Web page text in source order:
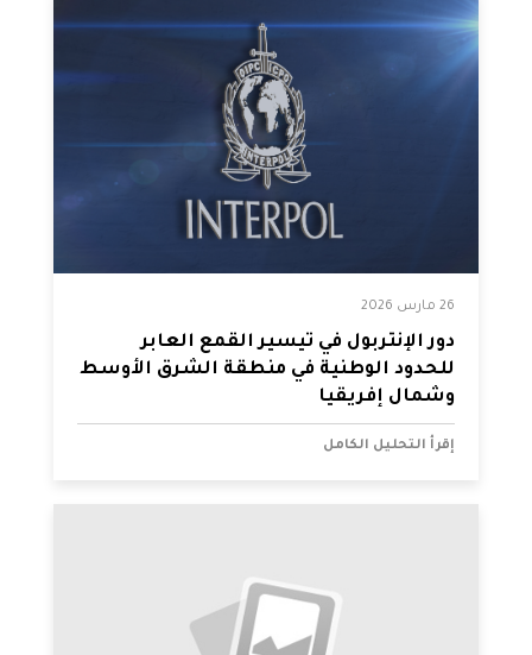
26 مارس 2026
دور الإنتربول في تيسير القمع العابر
للحدود الوطنية في منطقة الشرق الأوسط
وشمال إفريقيا
إقرأ التحليل الكامل